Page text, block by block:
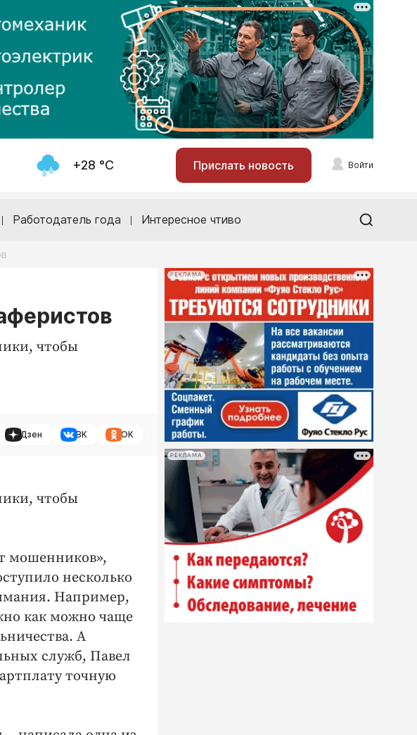
+28 °С Прислать новость Войти
Работодатель года Интересное чтиво
чтобы
Дзен ВК ОК
чтобы
мошенников»,
несколько
Например,
как можно чаще
А
служб, Павел
точную
РЕКЛАМА
РЕКЛАМА